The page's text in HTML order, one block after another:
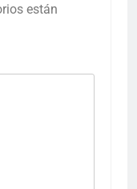
están